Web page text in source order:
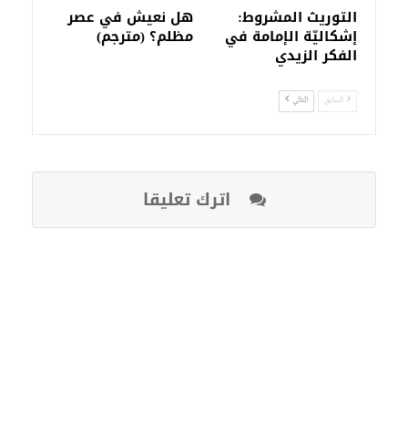
التوريث المشروط:
إشكاليّة الإمامة في
الفكر الزيدي
هل نعيش في عصر
مظلم؟ (مترجم)
السابق التالي
اترك تعليقا